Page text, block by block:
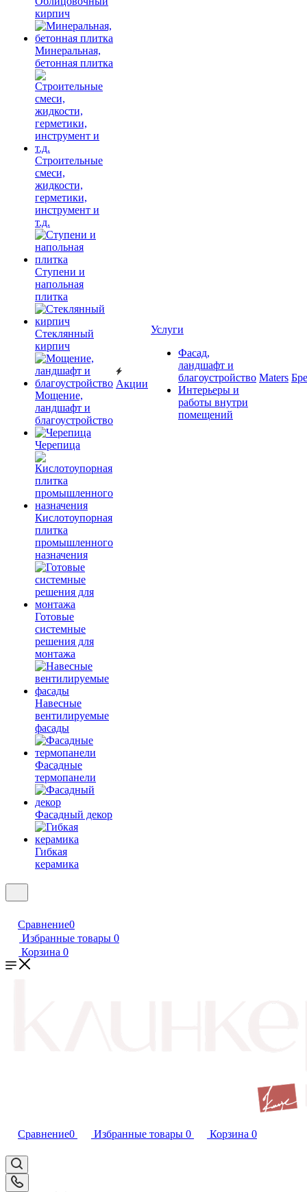
кирпич
Минеральная,
бетонная плитка
Строительные
смеси,
жидкости,
герметики,
инструмент и
т.д.
Ступени и
напольная
плитка
Cтеклянный
кирпич
Мощение,
ландшафт и
благоустройство
Черепица
Кислотоупорная
плитка
промышленного
назначения
Готовые
системные
решения для
монтажа
Навесные
вентилируемые
фасады
Фасадные
термопанели
Фасадный декор
Гибкая
керамика
Акции
Услуги
Фасад,
ландшафт и
благоустройство
Интерьеры и
работы внутри
помещений
Maters
Сравнение0
Избранные товары 0
Корзина 0
Сравнение0 Избранные товары 0 Корзина 0